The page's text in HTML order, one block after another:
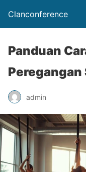
Clanconference
Panduan
Peregangan
admin